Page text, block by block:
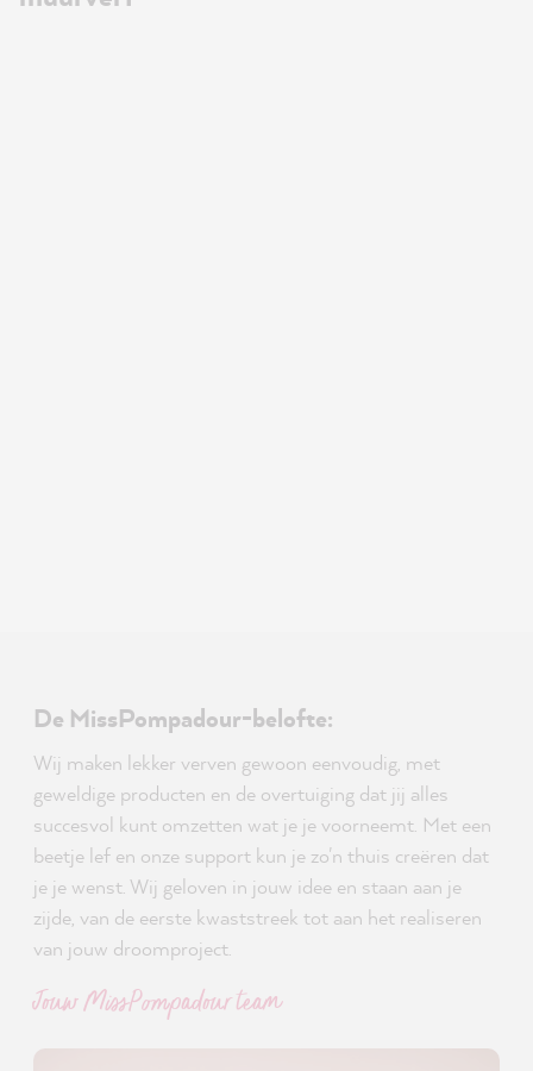
De MissPompadour-belofte:
Wij maken lekker verven gewoon eenvoudig, met
geweldige producten en de overtuiging dat jij alles
succesvol kunt omzetten wat je je voorneemt. Met een
beetje lef en onze support kun je zo'n thuis creëren dat
je je wenst. Wij geloven in jouw idee en staan aan je
zijde, van de eerste kwaststreek tot aan het realiseren
van jouw droomproject.
Jouw MissPompadour team